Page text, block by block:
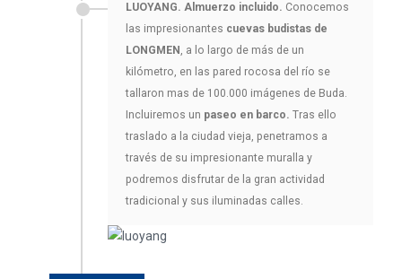
LUOYANG. Almuerzo incluido. Conocemos
las impresionantes cuevas budistas de
LONGMEN , a lo largo de más de un
kilómetro, en las pared rocosa del río se
tallaron mas de 100.000 imágenes de Buda.
Incluiremos un paseo en barco. Tras ello
traslado a la ciudad vieja, penetramos a
través de su impresionante muralla y
podremos disfrutar de la gran actividad
tradicional y sus iluminadas calles.